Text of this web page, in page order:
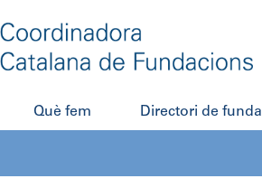
Què fem Directori de